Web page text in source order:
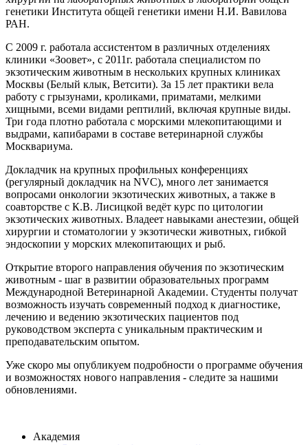
генетики Института общей генетики имени Н.И. Вавилова
РАН.
С 2009 г. работала ассистентом в различных отделениях
клиники «Зоовет», с 2011г. работала специалистом по
экзотическим животным в нескольких крупных клиниках
Москвы (Белый клык, Ветсити). За 15 лет практики вела
работу с грызунами, кроликами, приматами, мелкими
хищными, всеми видами рептилий, включая крупные виды.
Три года плотно работала с морскими млекопитающими и
выдрами, капибарами в составе ветеринарной службы
Москвариума.
Докладчик на крупных профильных конференциях
(регулярный докладчик на NVC), много лет занимается
вопросами онкологии экзотических животных, а также в
соавторстве с К.В. Лисицкой ведёт курс по цитологии
экзотических животных. Владеет навыками анестезии, общей
хирургии и стоматологии у экзотически животных, гибкой
эндоскопии у морских млекопитающих и рыб.
Открытие второго направления обучения по экзотическим
животным - шаг в развитии образовательных программ
Международной Ветеринарной Академии. Студенты получат
возможность изучать современный подход к диагностике,
лечению и ведению экзотических пациентов под
руководством эксперта с уникальным практическим и
преподавательским опытом.
Уже скоро мы опубликуем подробности о программе обучения
и возможностях нового направления - следите за нашими
обновлениями.
Академия